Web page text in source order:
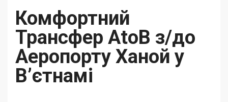
Комфортний
Трансфер AtoB з/до
Аеропорту Ханой у
В’єтнамі